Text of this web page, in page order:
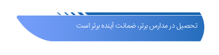
تحصیل در مدارس برتر، ضمانت آینده برتر است